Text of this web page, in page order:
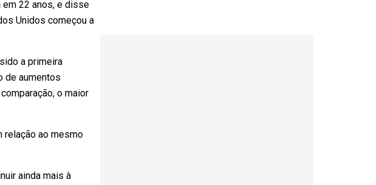
em 22 anos, e disse
Unidos começou a
a primeira
de aumentos
o maior
relação ao mesmo
ainda mais à